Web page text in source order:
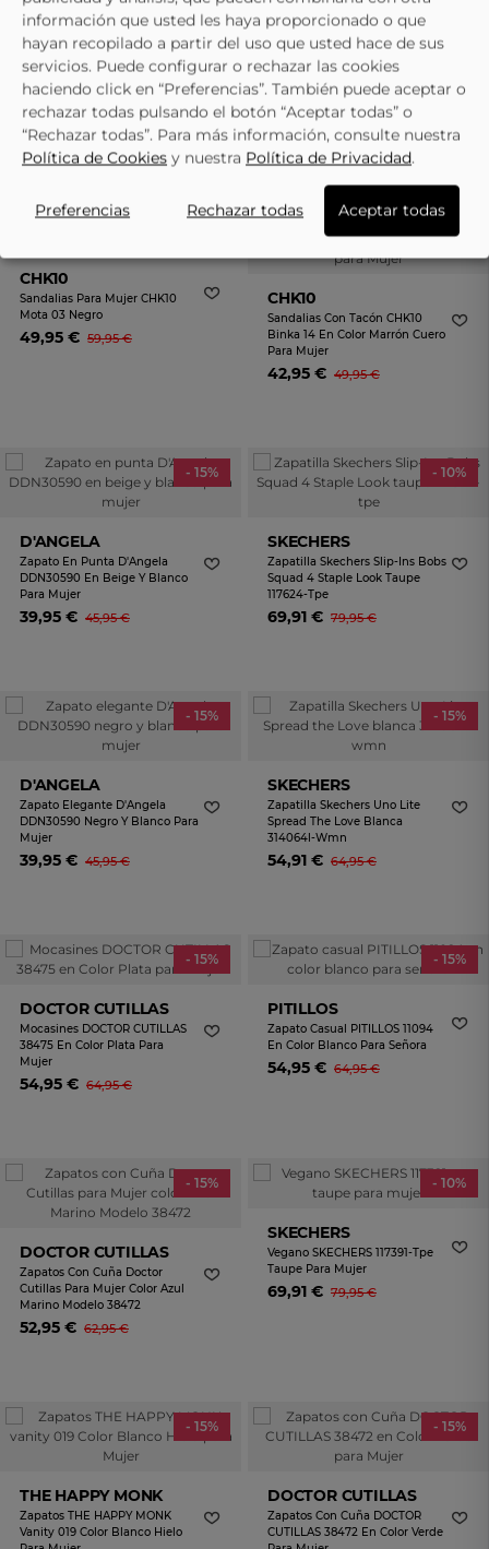
CHK10
Sandalias Con Cuña CHIKA10
Relax 04 En Color Camel Con
Detalles Para Mujer
49,95 € 59,95 €
CHK10
Sandalias Para Mujer CHK10
Mota 03 Negro
49,95 € 59,95 €
- 15%
CHK10
Sandalias Con Tacón CHK10
Binka 14 En Color Marrón Cuero
Para Mujer
42,95 € 49,95 €
- 15%
D'ANGELA
Zapato En Punta D'Angela
DDN30590 En Beige Y Blanco
Para Mujer
39,95 € 45,95 €
- 10%
SKECHERS
Zapatilla Skechers Slip-Ins Bobs
Squad 4 Staple Look Taupe
117624-Tpe
69,91 € 79,95 €
- 15%
D'ANGELA
Zapato Elegante D'Angela
DDN30590 Negro Y Blanco Para
Mujer
39,95 € 45,95 €
- 15%
SKECHERS
Zapatilla Skechers Uno Lite
Spread The Love Blanca
314064l-Wmn
54,91 € 64,95 €
- 15%
DOCTOR CUTILLAS
Mocasines DOCTOR CUTILLAS
38475 En Color Plata Para
Mujer
54,95 € 64,95 €
- 15%
PITILLOS
Zapato Casual PITILLOS 11094
En Color Blanco Para Señora
54,95 € 64,95 €
- 15%
DOCTOR CUTILLAS
Zapatos Con Cuña Doctor
Cutillas Para Mujer Color Azul
Marino Modelo 38472
52,95 € 62,95 €
- 10%
SKECHERS
Vegano SKECHERS 117391-Tpe
Taupe Para Mujer
69,91 € 79,95 €
- 15%
THE HAPPY MONK
Zapatos THE HAPPY MONK
Vanity 019 Color Blanco Hielo
- 15%
DOCTOR CUTILLAS
Zapatos Con Cuña DOCTOR
CUTILLAS 38472 En Color Verde
información que usted les haya proporcionado o que
hayan recopilado a partir del uso que usted hace de sus
servicios. Puede configurar o rechazar las cookies
haciendo click en “Preferencias”. También puede aceptar o
rechazar todas pulsando el botón “Aceptar todas” o
“Rechazar todas”. Para más información, consulte nuestra
Política de Cookies y nuestra Política de Privacidad.
Preferencias Rechazar todas Aceptar todas